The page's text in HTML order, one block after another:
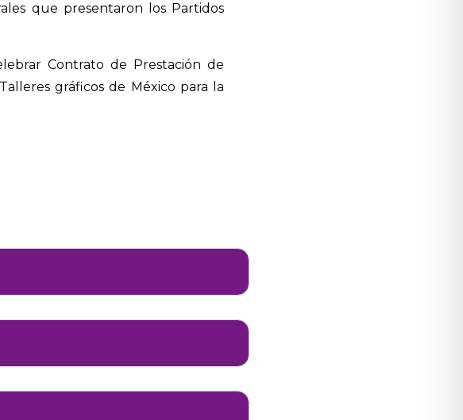
que presentaron los Partidos
Contrato de Prestación de
gráficos de México para la